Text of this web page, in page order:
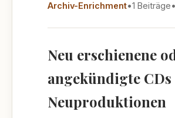
Archiv-Enrichment•1 Beiträge•
Neu erschienene
angekündigte
Neuproduktionen